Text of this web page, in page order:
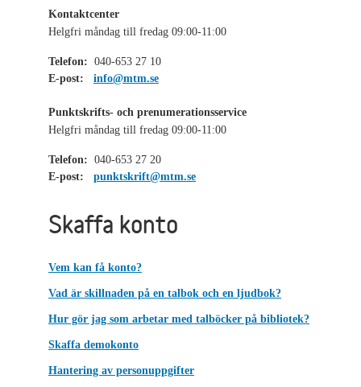
Kontaktcenter
Helgfri måndag till fredag 09:00-11:00
Telefon: 040-653 27 10
E-post:
info@mtm.se
Punktskrifts- och prenumerationsservice
Helgfri måndag till fredag 09:00-11:00
Telefon: 040-653 27 20
E-post:
punktskrift@mtm.se
Skaffa konto
Vem kan få konto?
Vad är skillnaden på en talbok och en ljudbok?
Hur gör jag som arbetar med talböcker på bibliotek?
Skaffa demokonto
Hantering av personuppgifter